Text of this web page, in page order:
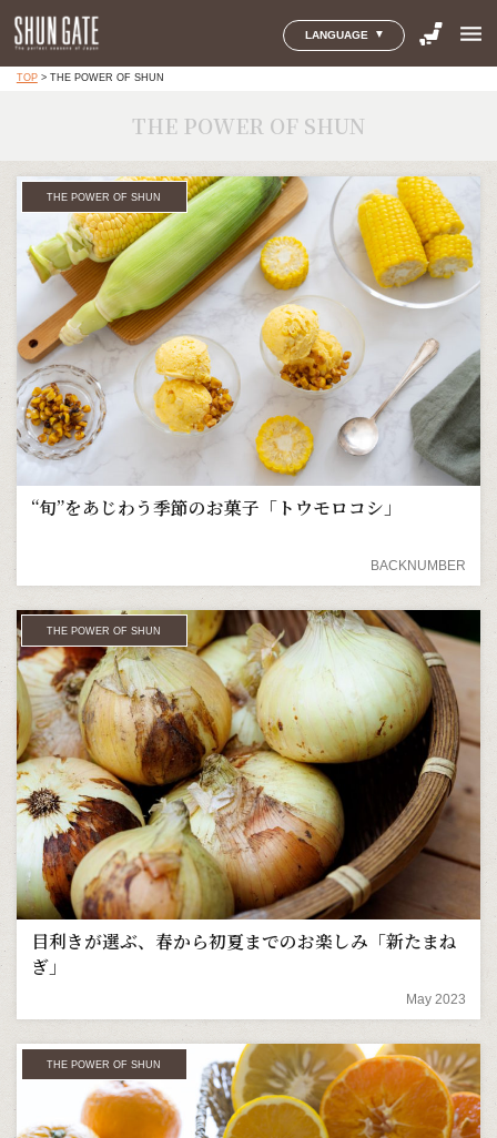
LANGUAGE menu
TOP> THE POWER OF SHUN
THE POWER OF SHUN
THE POWER OF SHUN
“旬”をあじわう季節のお菓子「トウモロコシ」
BACKNUMBER
THE POWER OF SHUN
目利きが選ぶ、春から初夏までのお楽しみ「新たまね
ぎ」
May 2023
THE POWER OF SHUN